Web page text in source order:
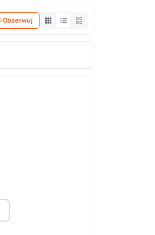
Obserwuj